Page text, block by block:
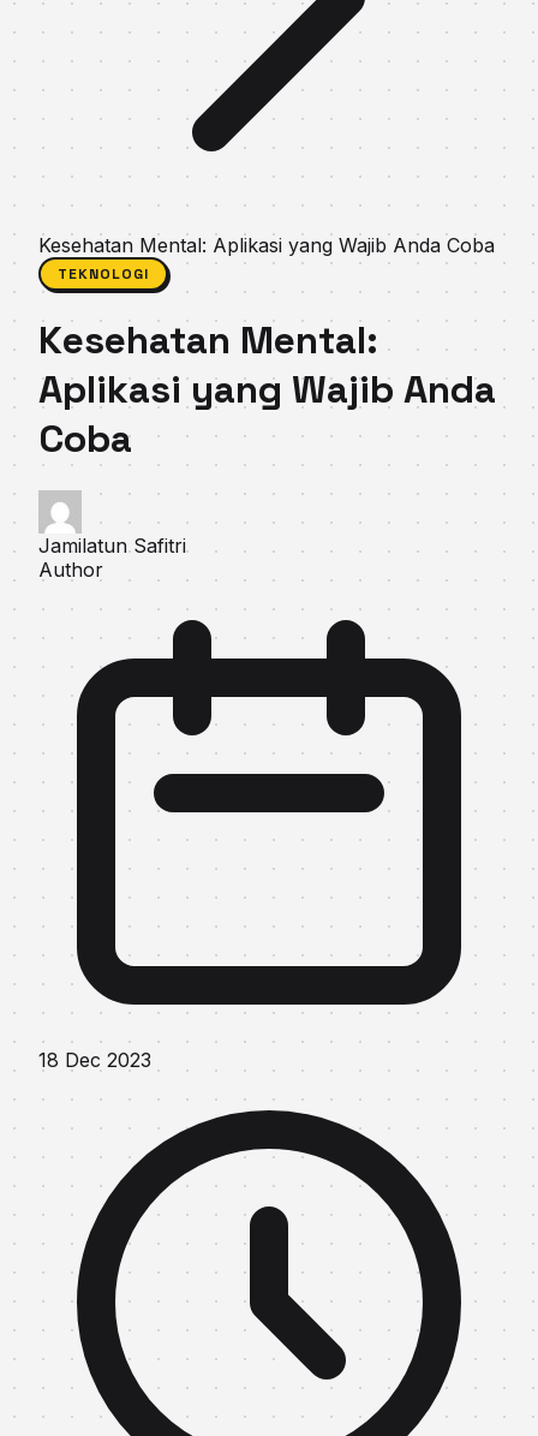
Kesehatan Mental: Aplikasi yang Wajib Anda Coba
TEKNOLOGI
Kesehatan Mental:
Aplikasi yang Wajib Anda
Coba
Jamilatun Safitri
Author
18 Dec 2023